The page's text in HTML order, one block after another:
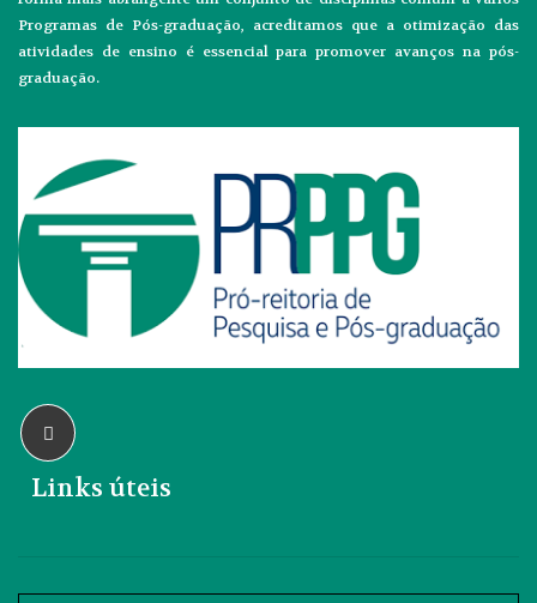
Programas de Pós-graduação, acreditamos que a otimização das
atividades de ensino é essencial para promover avanços na pós-
graduação.
Links úteis